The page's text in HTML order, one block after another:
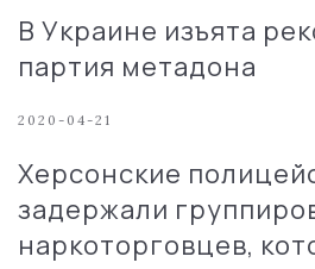
В Украине изъята
партия метадона
2020-04-21
Херсонские
задержали
наркоторговцев,